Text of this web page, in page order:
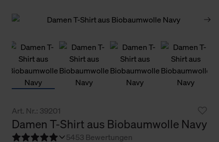
Art. Nr.: 39201
Damen T-Shirt aus Biobaumwolle Navy
5453 Bewertungen